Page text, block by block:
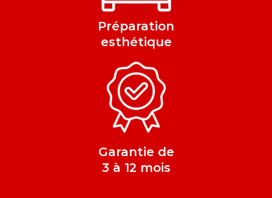
Préparation
esthétique
Garantie de
3 à 12 mois